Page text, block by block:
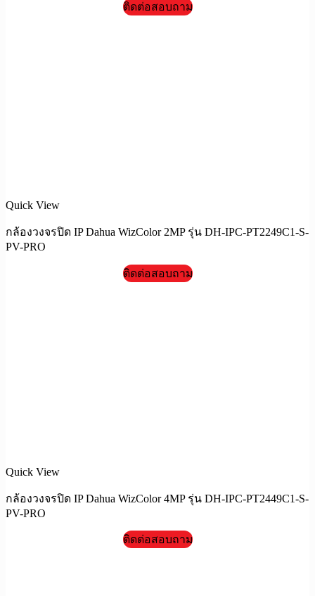
ติดต่อสอบถาม
Quick View
กล้องวงจรปิด IP Dahua WizColor 2MP รุ่น DH-IPC-PT2249C1-S-
PV-PRO
ติดต่อสอบถาม
Quick View
กล้องวงจรปิด IP Dahua WizColor 4MP รุ่น DH-IPC-PT2449C1-S-
PV-PRO
ติดต่อสอบถาม